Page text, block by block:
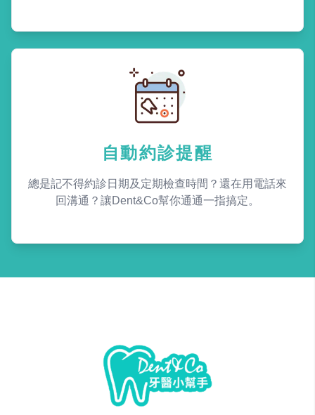
自動約診提醒
總是記不得約診日期及定期檢查時間？還在用電話來
回溝通？讓Dent&Co幫你通通一指搞定。